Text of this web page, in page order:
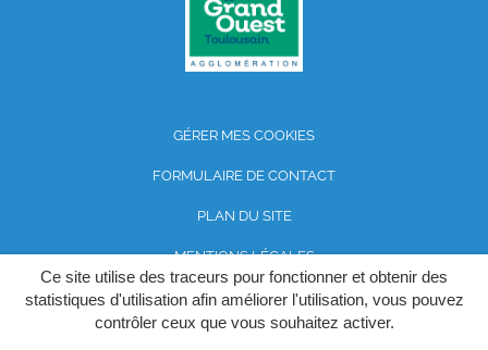
Ce site utilise des traceurs pour fonctionner et obtenir des
statistiques d'utilisation afin améliorer l'utilisation, vous pouvez
contrôler ceux que vous souhaitez activer.
GÉRER MES COOKIES
FORMULAIRE DE CONTACT
PLAN DU SITE
MENTIONS LÉGALES
POLITIQUE DE CONFIDENTIALITÉ
ACCESSIBILITÉ